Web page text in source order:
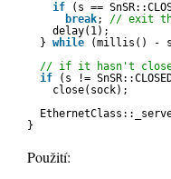
if
(s ==
break; // exit
delay(1);
} while
(millis() -
// if it hasn't
if
(s !=
close(sock);
}
Použití: